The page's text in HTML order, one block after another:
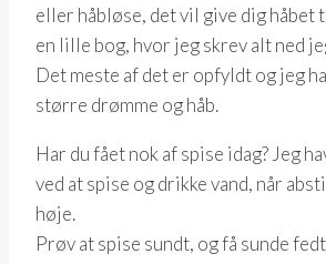
eller håbløse, det vil give dig håbet
en lille bog, hvor jeg skrev alt ned
Det meste af det er opfyldt og jeg
større drømme og håb.
Har du fået nok af spise idag? Jeg
ved at spise og drikke vand, når
høje.
Prøv at spise sundt, og få sunde